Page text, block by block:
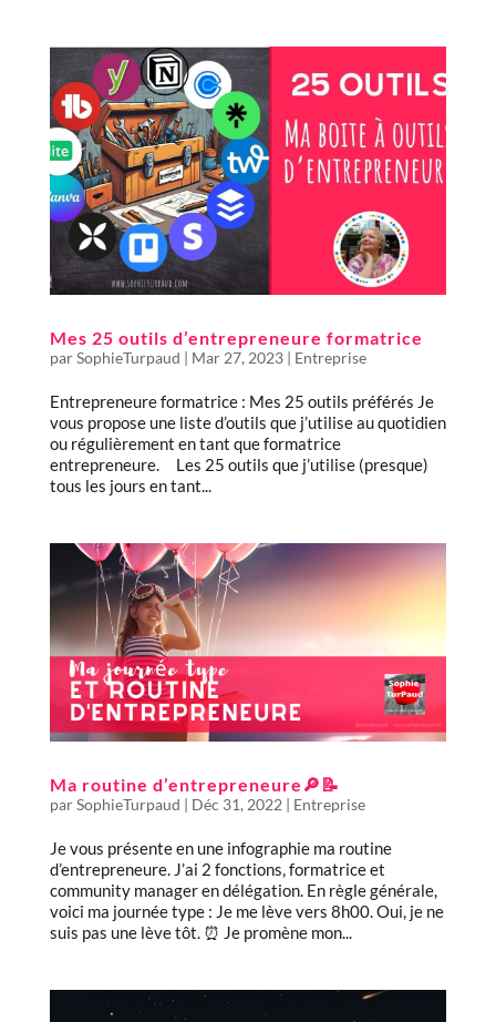
Mes 25 outils d’entrepreneure formatrice
parSophieTurpaud | Mar 27, 2023| Entreprise
Entrepreneure formatrice : Mes 25 outils préférés Je
vous propose une liste d’outils que j’utilise au quotidien
ou régulièrement en tant que formatrice
entrepreneure. Les 25 outils que j’utilise (presque)
tous les jours en tant...
Ma routine d’entrepreneure🔎📝
parSophieTurpaud | Déc 31, 2022 | Entreprise
Je vous présente en une infographie ma routine
d’entrepreneure. J’ai 2 fonctions, formatrice et
community manager en délégation. En règle générale,
voici ma journée type : Je me lève vers 8h00. Oui, je ne
suis pas une lève tôt. ⏰ Je promène mon...